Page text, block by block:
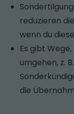
reduzieren
wenn du
Es gibt
umgehen, z.
die